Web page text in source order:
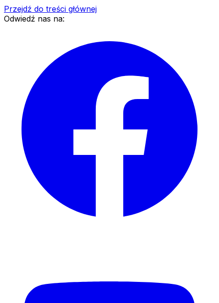
Przejdź do treści głównej
Odwiedź nas na: